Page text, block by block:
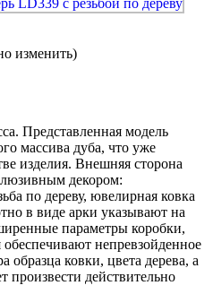
изменить)
Представленная модель
массива дуба, что уже
изделия. Внешняя сторона
декором:
по дереву, ювелирная ковка
в виде арки указывают на
параметры коробки,
непревзойденное
образца ковки, цвета дерева, а
произвести действительно